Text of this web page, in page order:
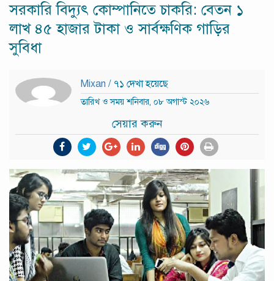
সরকারি বিদ্যুৎ কোম্পানিতে চাকরি: বেতন ১
লাখ ৪৫ হাজার টাকা ও সার্বক্ষণিক গাড়ির
সুবিধা
Mixan / ৭১ দেখা হয়েছে
তারিখ ও সময় শনিবার, ০৮ অগাস্ট ২০২৬
সেয়ার করুন